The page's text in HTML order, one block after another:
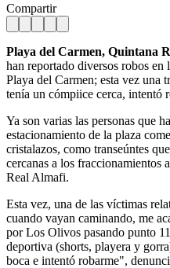
Compartir
Playa del Carmen, Quintana
han reportado diversos robos en
Playa del Carmen; esta vez una
tenía un cómpiice cerca, intentó
Ya son varias las personas que
estacionamiento de la plaza
cristalazos, como transeúntes
cercanas a los fraccionamientos
Real Almafi.
Esta vez, una de las víctimas
cuando vayan caminando, me
por Los Olivos pasando punto
deportiva (shorts, playera y
boca e intentó robarme",